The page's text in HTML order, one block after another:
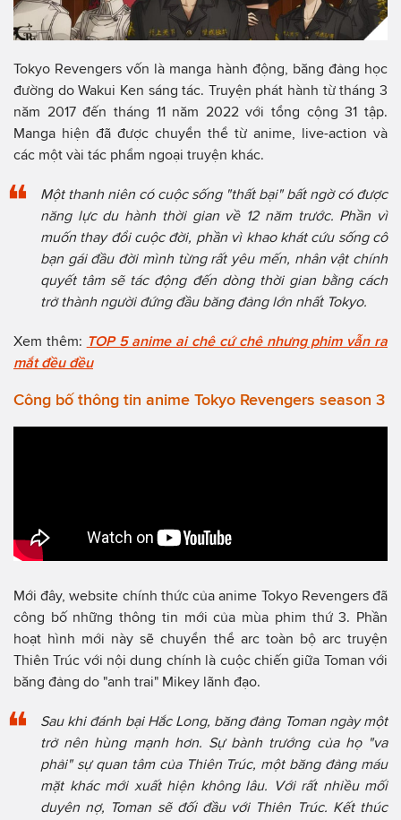
Tokyo Revengers vốn là manga hành động, băng đảng học
đường do Wakui Ken sáng tác. Truyện phát hành từ tháng 3
năm 2017 đến tháng 11 năm 2022 với tổng cộng 31 tập.
Manga hiện đã được chuyển thể từ anime, live-action và
các một vài tác phẩm ngoại truyện khác.
Một thanh niên có cuộc sống "thất bại" bất ngờ có được
năng lực du hành thời gian về 12 năm trước. Phần vì
muốn thay đổi cuộc đời, phần vì khao khát cứu sống cô
bạn gái đầu đời mình từng rất yêu mến, nhân vật chính
quyết tâm sẽ tác động đến dòng thời gian bằng cách
trở thành người đứng đầu băng đảng lớn nhất Tokyo.
Xem thêm: TOP 5 anime ai chê cứ chê nhưng phim vẫn ra
mắt đều đều
Công bố thông tin anime Tokyo Revengers season 3
Mới đây, website chính thức của anime Tokyo Revengers đã
công bố những thông tin mới của mùa phim thứ 3. Phần
hoạt hình mới này sẽ chuyển thể arc toàn bộ arc truyện
Thiên Trúc với nội dung chính là cuộc chiến giữa Toman với
băng đảng do "anh trai" Mikey lãnh đạo.
Sau khi đánh bại Hắc Long, băng đảng Toman ngày một
trở nên hùng mạnh hơn. Sự bành trướng của họ "va
phải" sự quan tâm của Thiên Trúc, một băng đảng máu
mặt khác mới xuất hiện không lâu. Với rất nhiều mối
duyên nợ, Toman sẽ đối đầu với Thiên Trúc. Kết thúc